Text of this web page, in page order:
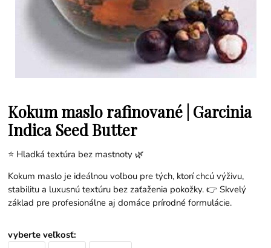
Kokum maslo rafinované | Garcinia
Indica Seed Butter
⭐ Hladká textúra bez mastnoty 🌿
Kokum maslo je ideálnou voľbou pre tých, ktorí chcú výživu,
stabilitu a luxusnú textúru bez zaťaženia pokožky. 👉 Skvelý
základ pre profesionálne aj domáce prírodné formulácie.
vyberte veľkosť: